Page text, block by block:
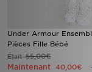
Under Armour
Pièces Fille Bébé
Était55,00€
Maintenant 40,00€